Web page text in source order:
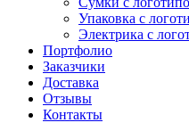
Упаковка с
Электрика с
Портфолио
Заказчики
Доставка
Отзывы
Контакты